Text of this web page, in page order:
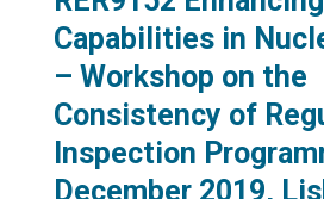
Capabilities in
– Workshop on the
Consistency of
Inspection
December 2019,